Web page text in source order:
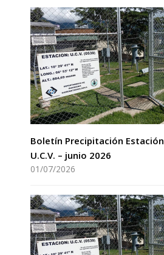
Boletín Precipitación Estación
U.C.V. – junio 2026
01/07/2026